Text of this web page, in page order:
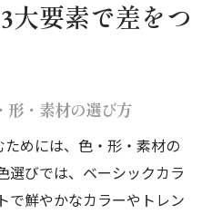
大要素で差をつ
形・素材の選び方
めには、色・形・素材の
選びでは、ベーシックカラ
で鮮やかなカラーやトレン